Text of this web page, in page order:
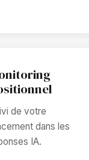
de votre
dans les
IA.